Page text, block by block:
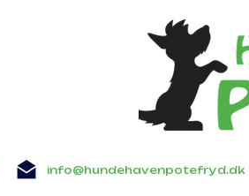
info@hundehavenpotefryd.dk